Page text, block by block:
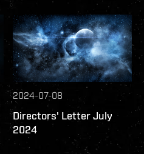
2024-07-08
Directors' Letter July
2024